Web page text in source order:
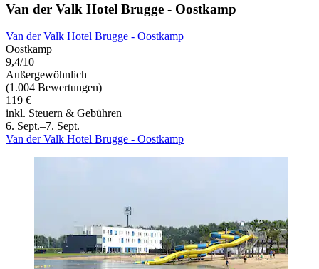
Van der Valk Hotel Brugge - Oostkamp
Van der Valk Hotel Brugge - Oostkamp
Oostkamp
9,4/10
Außergewöhnlich
(1.004 Bewertungen)
119 €
inkl. Steuern & Gebühren
6. Sept.–7. Sept.
Van der Valk Hotel Brugge - Oostkamp